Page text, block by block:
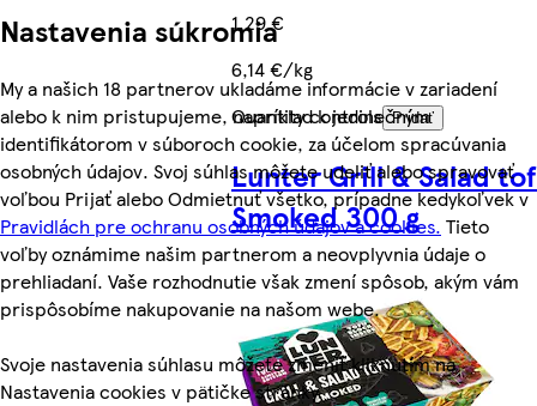
Nastavenia súkromia
My a našich 18 partnerov ukladáme informácie v zariadení
alebo k nim pristupujeme, napríklad k jedinečným
identifikátorom v súboroch cookie, za účelom spracúvania
osobných údajov. Svoj súhlas môžete udeliť alebo spravovať
voľbou Prijať alebo Odmietnuť všetko, prípadne kedykoľvek v
Pravidlách pre ochranu osobných údajov a cookies. Tieto
voľby oznámime našim partnerom a neovplyvnia údaje o
prehliadaní. Vaše rozhodnutie však zmení spôsob, akým vám
prispôsobíme nakupovanie na našom webe.
Svoje nastavenia súhlasu môžete zmeniť kliknutím na
Nastavenia cookies v pätičke stránky.
1,29 €
6,14 €/kg
Quantity controls Pridať
Lunter Grill & Salad
Smoked 300 g